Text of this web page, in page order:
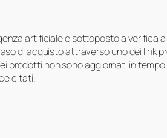
artificiale e sottoposto a
di acquisto attraverso uno dei link
prodotti non sono aggiornati in
citati.